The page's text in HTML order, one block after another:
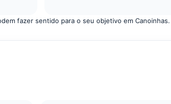
fazer sentido para o seu objetivo em Canoinhas.